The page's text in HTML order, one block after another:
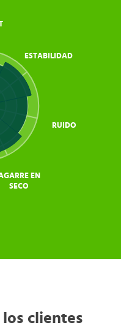
ESTABILIDAD
RUIDO
EN
SECO
clientes